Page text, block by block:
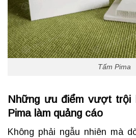
Tấm Pima
Những ưu điểm vượt trội
Pima làm quảng cáo
Không phải ngẫu nhiên mà